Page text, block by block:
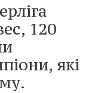
120
які